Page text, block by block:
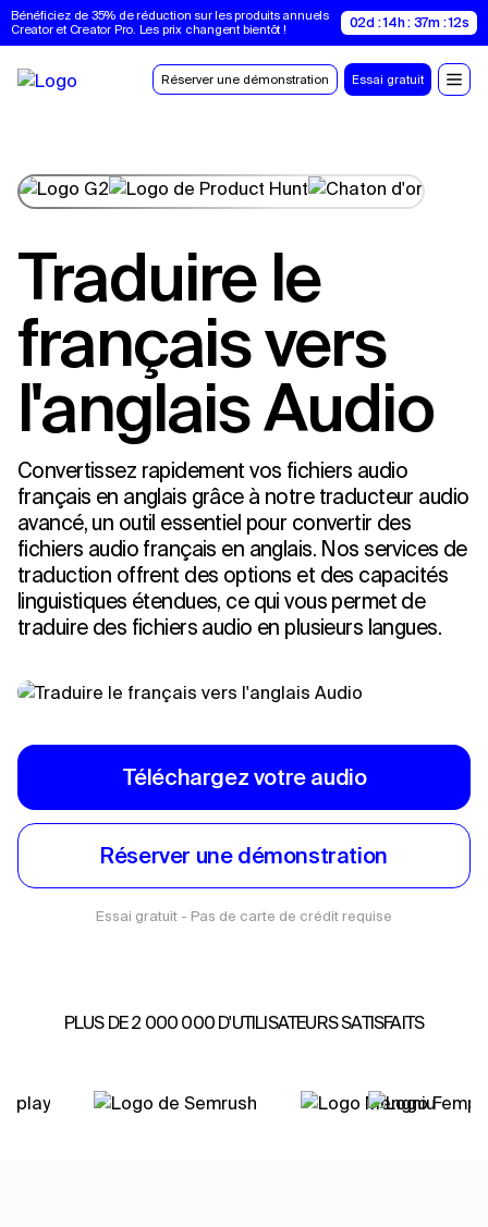
Bénéficiez de 35% de réduction sur les produits annuels
Creator et Creator Pro. Les prix changent bientôt !
02d : 14h : 37m : 11s
Réserver une démonstration Essai gratuit
Traduire le
français vers
l'anglais Audio
Convertissez rapidement vos fichiers audio
français en anglais grâce à notre traducteur audio
avancé, un outil essentiel pour convertir des
fichiers audio français en anglais. Nos services de
traduction offrent des options et des capacités
linguistiques étendues, ce qui vous permet de
traduire des fichiers audio en plusieurs langues.
Téléchargez votre audio
Réserver une démonstration
Essai gratuit - Pas de carte de crédit requise
PLUS DE 2 000 000 D'UTILISATEURS SATISFAITS